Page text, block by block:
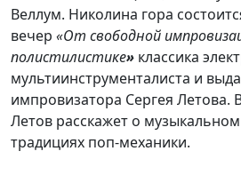
Веллум. Николина гора
вечер «От свободной
полистилистике» классика
мультиинструменталиста и
импровизатора Сергея Летова.
Летов расскажет о
традициях поп-механики.